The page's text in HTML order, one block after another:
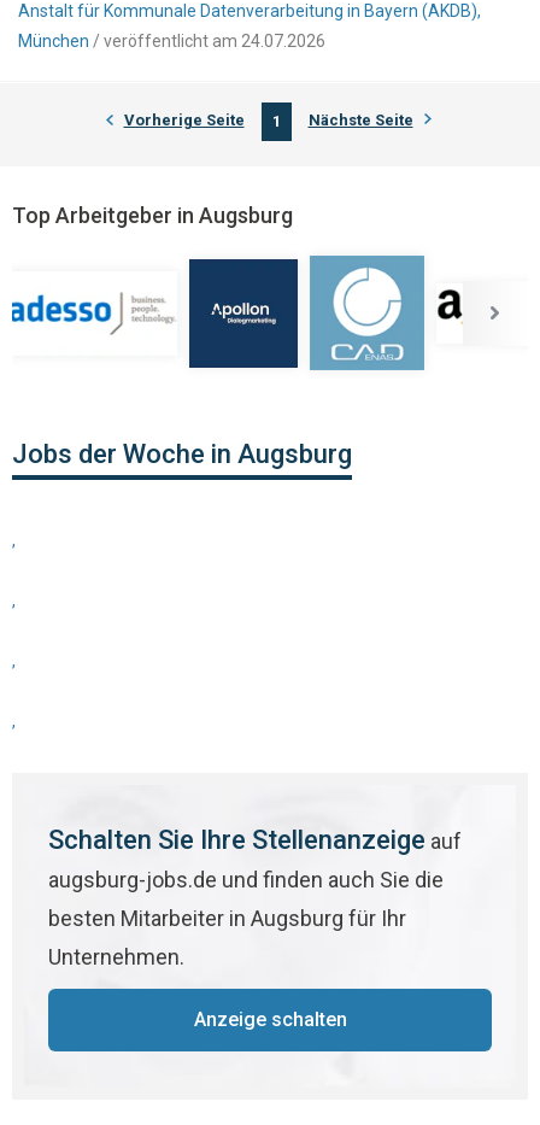
Anstalt für Kommunale Datenverarbeitung in Bayern (AKDB),
München / veröffentlicht am 24.07.2026
Vorherige Seite 1 Nächste Seite
Top Arbeitgeber in Augsburg
Jobs der Woche in Augsburg
,
,
,
,
Schalten Sie Ihre Stellenanzeige auf
augsburg-jobs.de und finden auch Sie die
besten Mitarbeiter in Augsburg für Ihr
Unternehmen.
Anzeige schalten